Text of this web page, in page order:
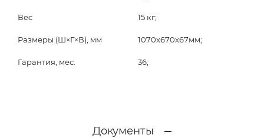
Вес 15 кг;
Размеры (Ш×Г×В), мм 1070х670х67мм;
Гарантия, мес. 36;
Документы